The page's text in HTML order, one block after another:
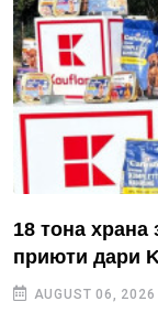
18 тона храна
приюти дари
AUGUST 06, 2026